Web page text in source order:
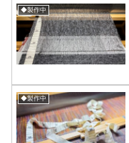
◆製作中
◆製作中